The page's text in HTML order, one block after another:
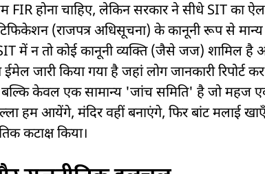
FIR होना चाहिए, लेकिन सरकार ने सीधे SIT का
(राजपत्र अधिसूचना) के कानूनी रूप से मान्य
में न तो कोई कानूनी व्यक्ति (जैसे जज) शामिल है
जारी किया गया है जहां लोग जानकारी रिपोर्ट
केवल एक सामान्य 'जांच समिति' है जो महज
हम आयेंगे, मंदिर वहीं बनाएंगे, फिर बांट मलाई
कटाक्ष किया।